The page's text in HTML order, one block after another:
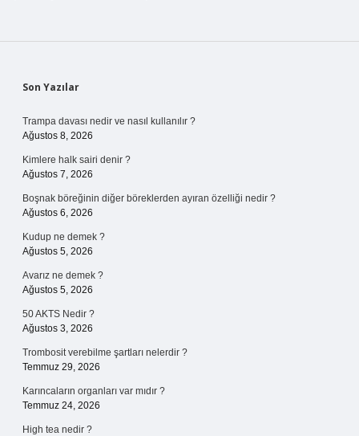
Sidebar
Son Yazılar
Trampa davası nedir ve nasıl kullanılır ?
Ağustos 8, 2026
Kimlere halk sairi denir ?
Ağustos 7, 2026
Boşnak böreğinin diğer böreklerden ayıran özelliği nedir ?
Ağustos 6, 2026
Kudup ne demek ?
Ağustos 5, 2026
Avarız ne demek ?
Ağustos 5, 2026
50 AKTS Nedir ?
Ağustos 3, 2026
Trombosit verebilme şartları nelerdir ?
Temmuz 29, 2026
Karıncaların organları var mıdır ?
Temmuz 24, 2026
High tea nedir ?